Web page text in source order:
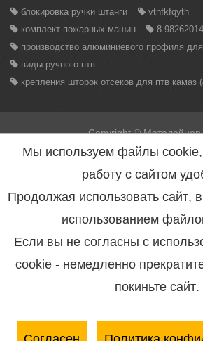
блокировка ручки штанги
vtnfkfqyth
комплект пожарных машин
8-
производство алюминиевого профиля
виды ручного птв
крепления шторок отсеков для птв камаз
Copyright © Металайнер
Вся информация находящаяся на
использована только с разрешения
Нарушение данного правила
предусмотренные статьей
Политика конфиденциальности
Согласие на обработку
Пользовательское
Разработка сайта студия
шторные двери,
радиаторов охлаждения, поставка
кабельной продукции, продукции
Мы используем файлы cookie,
работу с сайтом
Продолжая использовать сайт,
использованием
Если вы не согласны с
cookie - немедленно
покиньте сайт.